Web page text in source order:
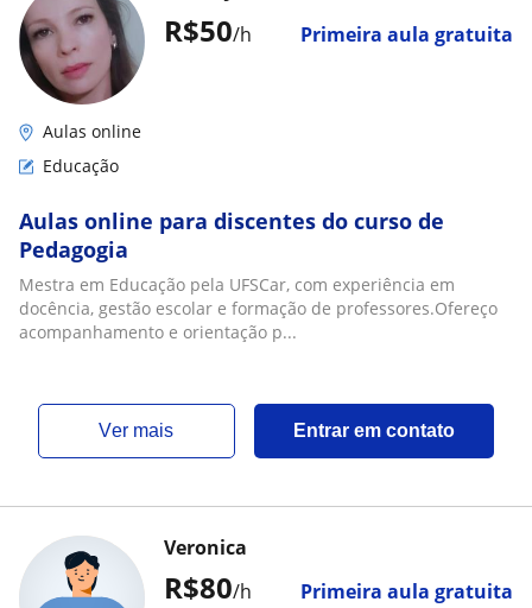
R$50/h Primeira aula gratuita
Aulas online
Educação
Aulas online para discentes do curso de
Pedagogia
Mestra em Educação pela UFSCar, com experiência em
docência, gestão escolar e formação de professores.Ofereço
acompanhamento e orientação p...
ver mais Entrar em contato
R$80/h Primeira aula gratuita
Veronica